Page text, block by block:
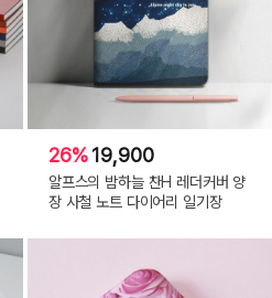
26%19,900
알프스의 밤하늘 찬H 레더커버 양
장 사철 노트 다이어리 일기장